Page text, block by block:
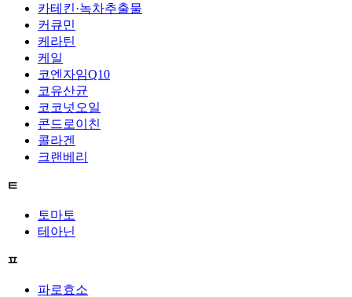
카테킨·녹차추출물
커큐민
케라틴
케일
코엔자임Q10
코유산균
코코넛오일
콘드로이친
콜라겐
크랜베리
ㅌ
토마토
테아닌
ㅍ
파로효소